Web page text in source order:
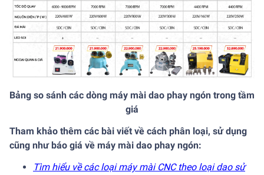
Bảng so sánh các dòng máy mài dao phay ngón trong tầm
giá
Tham khảo thêm các bài viết về cách phân loại, sử dụng
cũng như báo giá về máy mài dao phay ngón:
Tìm hiểu về các loại máy mài CNC theo loại dao sử